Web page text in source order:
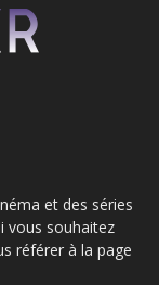
et des séries
vous souhaitez
référer à la page